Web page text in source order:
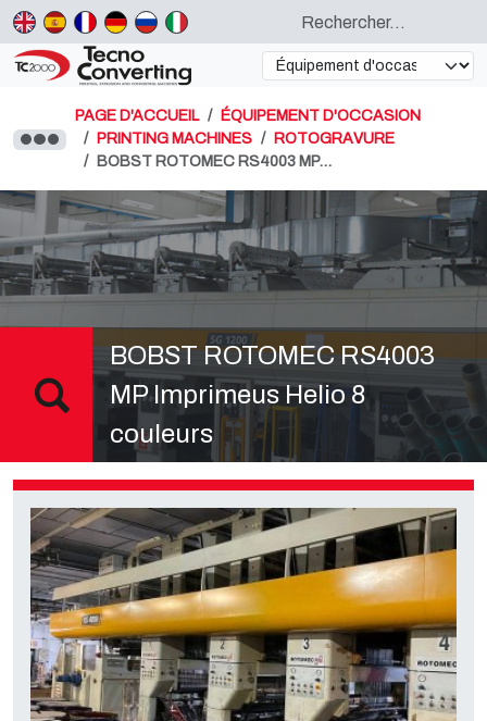
PAGE D'ACCUEIL
ÉQUIPEMENT D'OCCASION
PRINTING MACHINES
ROTOGRAVURE
BOBST ROTOMEC RS4003 MP…
BOBST ROTOMEC RS4003
MP Imprimeus Helio 8
couleurs